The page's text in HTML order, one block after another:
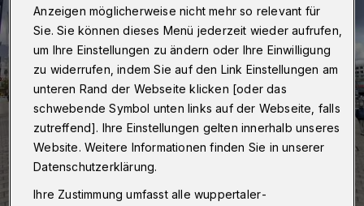
Anzeigen möglicherweise nicht mehr so relevant für
Sie. Sie können dieses Menü jederzeit wieder aufrufen,
um Ihre Einstellungen zu ändern oder Ihre Einwilligung
zu widerrufen, indem Sie auf den Link Einstellungen am
unteren Rand der Webseite klicken [oder das
schwebende Symbol unten links auf der Webseite, falls
zutreffend]. Ihre Einstellungen gelten innerhalb unseres
Website. Weitere Informationen finden Sie in unserer
Datenschutzerklärung.
Ihre Zustimmung umfasst alle wuppertaler-